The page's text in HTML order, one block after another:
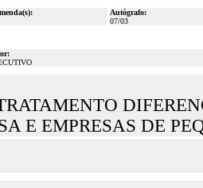
Autógrafo:
07/03
E EMPRESAS DE